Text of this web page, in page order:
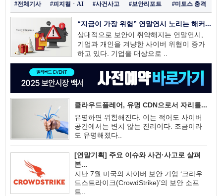
#전체기사 #피지컬ㆍAI #사건사고 #보안리포트 #미토스 충격
“지금이 가장 위험” 연말연시 노리는 해커...
상대적으로 보안이 취약해지는 연말연시,
기업과 개인을 겨냥한 사이버 위협이 증가
하고 있다. 기업을 대상으로 ..
클라우드플레어, 유명 CDN으로서 자리를...
유명하면 위험해진다. 이는 적어도 사이버
공간에서는 변치 않는 진리이다. 조금이라
도 유명해졌다..
[연말기획] 주요 이슈와 사건·사고로 살펴
본...
지난 7월 미국의 사이버 보안 기업 ‘크라우
드스트라이크(CrowdStrike)’의 보안 소프
트..